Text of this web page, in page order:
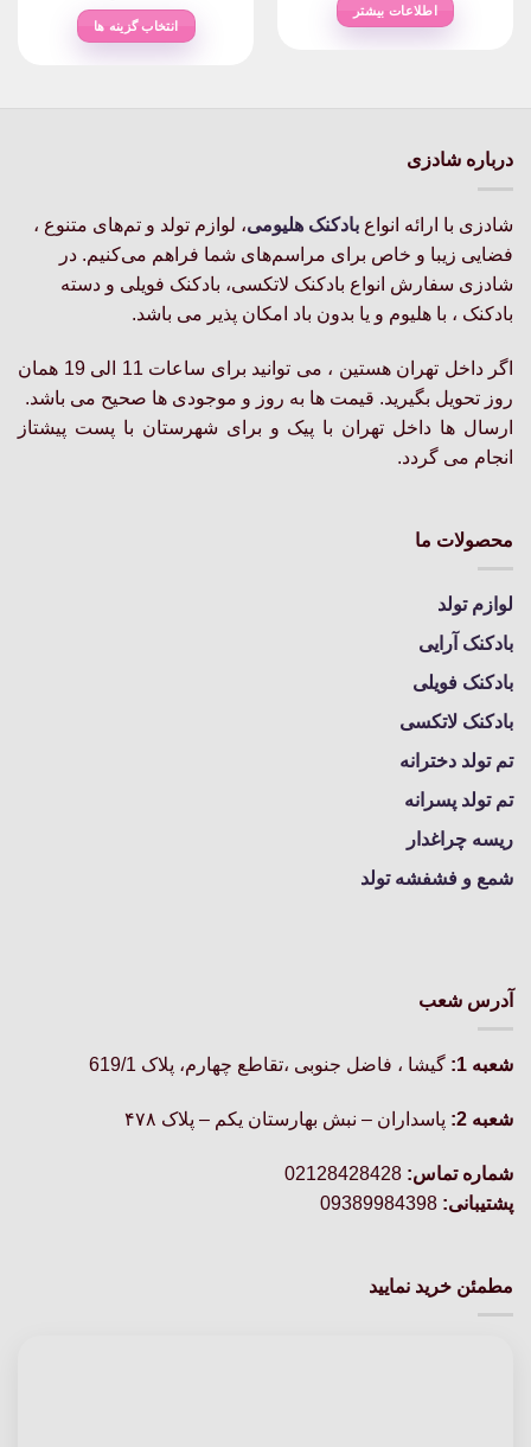
اطلاعات بیشتر
through
انتخاب گزینه ها
گزینه
ها
ممکن
محصول
انتخاب
شوند
درباره شادزی
شادزی با ارائه انواع بادکنک‌ هلیومی، لوازم تولد و تم‌های متنوع ،
فضایی زیبا و خاص برای مراسم‌های شما فراهم می‌کنیم. در
شادزی سفارش انواع بادکنک لاتکسی، بادکنک فویلی و دسته
بادکنک ، با هلیوم و یا بدون باد امکان پذیر می باشد.
اگر داخل تهران هستین ، می توانید برای ساعات 11 الی 19 همان
روز تحویل بگیرید. قیمت ها به روز و موجودی ها صحیح می باشد.
ارسال ها داخل تهران با پیک و برای شهرستان با پست پیشتاز
انجام می گردد.
محصولات ما
لوازم تولد
بادکنک آرایی
بادکنک فویلی
بادکنک لاتکسی
تم تولد دخترانه
تم تولد پسرانه
ریسه چراغدار
شمع و فشفشه تولد
آدرس شعب
شعبه 1: گيشا ، فاضل جنوبی ،تقاطع چهارم، پلاک 619/1
شعبه 2: پاسداران – نبش بهارستان یکم – پلاک ۴۷۸
شماره تماس:
پشتیبانی:
مطمئن خرید نمایید